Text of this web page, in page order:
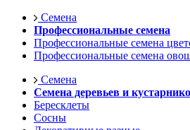
Семена
Профессиональные семена
Профессиональные семена
Профессиональные семена
Семена
Семена деревьев и
Бересклеты
Сосны